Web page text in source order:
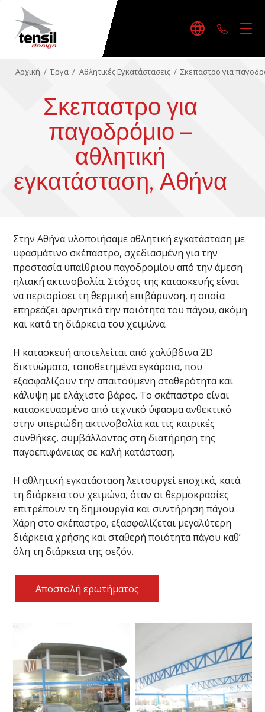
Αρχική / Έργα / Αθλητικές Εγκατάστασεις / Σκεπαστρο για
Σκεπαστρο για
παγοδρόμιο –
αθλητική
εγκατάσταση, Αθήνα
Στην Αθήνα υλοποιήσαμε αθλητική εγκατάσταση με
υφασμάτινο σκέπαστρο, σχεδιασμένη για την
προστασία υπαίθριου παγοδρομίου από την άμεση
ηλιακή ακτινοβολία. Στόχος της κατασκευής είναι
να περιορίσει τη θερμική επιβάρυνση, η οποία
επηρεάζει αρνητικά την ποιότητα του πάγου, ακόμη
και κατά τη διάρκεια του χειμώνα.
Η κατασκευή αποτελείται από χαλύβδινα 2D
δικτυώματα, τοποθετημένα εγκάρσια, που
εξασφαλίζουν την απαιτούμενη σταθερότητα και
κάλυψη με ελάχιστο βάρος. Το σκέπαστρο είναι
κατασκευασμένο από τεχνικό ύφασμα ανθεκτικό
στην υπεριώδη ακτινοβολία και τις καιρικές
συνθήκες, συμβάλλοντας στη διατήρηση της
παγοεπιφάνειας σε καλή κατάσταση.
Η αθλητική εγκατάσταση λειτουργεί εποχικά, κατά
τη διάρκεια του χειμώνα, όταν οι θερμοκρασίες
επιτρέπουν τη δημιουργία και συντήρηση πάγου.
Χάρη στο σκέπαστρο, εξασφαλίζεται μεγαλύτερη
διάρκεια χρήσης και σταθερή ποιότητα πάγου καθ’
όλη τη διάρκεια της σεζόν.
Αποστολή ερωτήματος